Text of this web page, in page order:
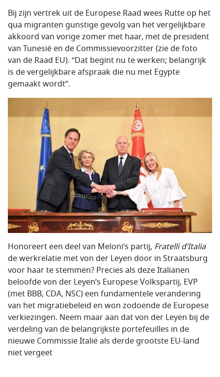
Bij zijn vertrek uit de Europese Raad wees Rutte op het
qua migranten gunstige gevolg van het vergelijkbare
akkoord van vorige zomer met haar, met de president
van Tunesië en de Commissievoorzitter (zie de foto
van de Raad EU). “Dat begint nu te werken; belangrijk
is de vergelijkbare afspraak die nu met Egypte
gemaakt wordt”.
Honoreert een deel van Meloni’s partij, Fratelli d’Italia
de werkrelatie met von der Leyen door in Straatsburg
voor haar te stemmen? Precies als deze Italianen
beloofde von der Leyen’s Europese Volkspartij, EVP
(met BBB, CDA, NSC) een fundamentele verandering
van het migratiebeleid en won zodoende de Europese
verkiezingen. Neem maar aan dat von der Leyen bij de
verdeling van de belangrijkste portefeuilles in de
nieuwe Commissie Italië als derde grootste EU-land
niet vergeet